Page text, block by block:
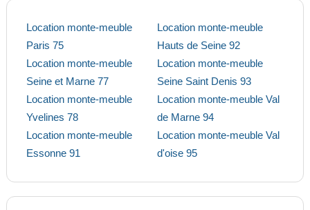
Location monte-meuble
Paris 75
Location monte-meuble
Seine et Marne 77
Location monte-meuble
Yvelines 78
Location monte-meuble
Essonne 91
Location monte-meuble
Hauts de Seine 92
Location monte-meuble
Seine Saint Denis 93
Location monte-meuble Val
de Marne 94
Location monte-meuble Val
d'oise 95